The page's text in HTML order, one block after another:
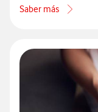
Saber más
acerca de